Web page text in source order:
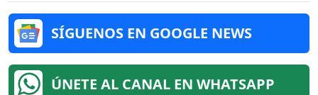
SÍGUENOS EN GOOGLE NEWS
ÚNETE AL CANAL EN WHATSAPP